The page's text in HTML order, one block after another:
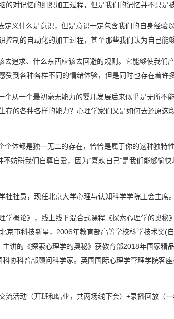
对记忆的组织加工过程，但是我们的记忆并不只是
义什么是意识，但是意识一定包含我们的自身经验
制的自动化的加工过程，甚至那些我们认为自己能
追求、什么东西应该去回避的规则。它能够使我们
到各种各样不同的情绪体验，但是同时也存在着许
从一个最初毫无能力的婴儿发展后来似乎是无所不
的各种各样的能力？心理学家们又是如何去还原
体都是独一无二的存在，恰恰是属于你的这种独特
妨碍我们自尊自爱，因为“喜欢自己”是我们能够愉快
社员，现任北京大学心理与认知科学学院工会主席。
概论》，线上线下混合式课程《探索心理学的奥秘
市科技新星，2006年教育部高等学校科学技术奖(
讲的《探索心理学的奥秘》获教育部2018年国家精
协科普部顾问科学家。英国国际心理学管理学院客座
活动（开班和结业，共两场线下会）+录播回放（一